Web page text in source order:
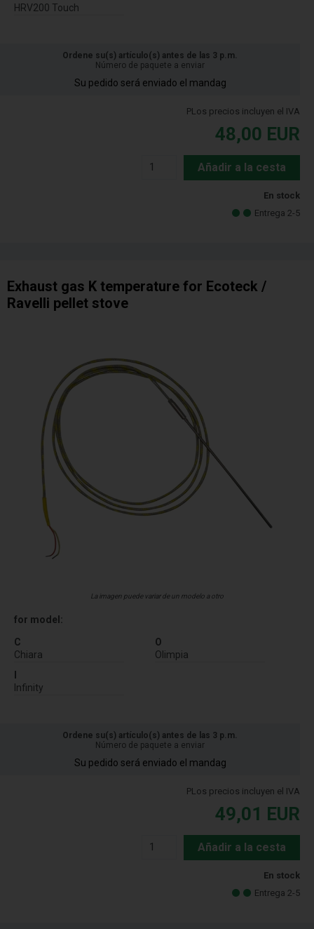
HRV200 Touch
Ordene su(s) artículo(s) antes de las 3 p.m.
Número de paquete a enviar
Su pedido será enviado el mandag
PLos precios incluyen el IVA
48,00 EUR
Añadir a la cesta
En stock
Entrega 2-5
Exhaust gas K temperature for Ecoteck /
Ravelli pellet stove
La imagen puede variar de un modelo a otro
for model:
C
Chiara
Infinity
O
Olimpia
Ordene su(s) artículo(s) antes de las 3 p.m.
Número de paquete a enviar
Su pedido será enviado el mandag
PLos precios incluyen el IVA
49,01 EUR
Añadir a la cesta
En stock
Entrega 2-5